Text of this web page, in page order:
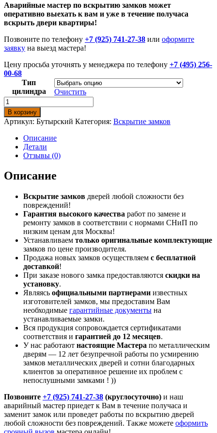
Аварийные мастер по вскрытию замков может
оперативно выехать к вам и уже в течение получаса
вскрыть двери квартиры!
Позвоните по телефону +7 (925) 741-27-38 или оформите
заявку на выезд мастера!
Цену просьба уточнять у менеджера по телефону +7 (495) 256-
00-68
Тип
цилиндра
Очистить
Количество
товара
Вскрытие
замков
районе
Бутырский
В корзину
Артикул: Бутырский Категория: Вскрытие замков
Описание
Детали
Отзывы (0)
Описание
Вскрытие замков дверей любой сложности без
повреждений!
Гарантия высокого качества работ по замене и
ремонту замков в соответствии с нормами СНиП по
низким ценам для Москвы!
Устанавливаем только оригинальные комплектующие
замков по цене производителя.
Продажа новых замков осуществляем с бесплатной
доставкой!
При заказе нового замка предоставляются скидки на
установку.
Являясь официальными партнерами известных
изготовителей замков, мы предоставим Вам
необходимые гарантийные документы на
устанавливаемые замки.
Вся продукция сопровождается сертификатами
соответствия и гарантией до 12 месяцев.
У нас работают настоящие Мастера по металлическим
дверям — 12 лет безупречной работы по усмирению
замков металлических дверей и сотни благодарных
клиентов за оперативное решение их проблем с
непослушными замками ! ))
Позвоните +7 (925) 741-27-38 (круглосуточно) и наш
аварийный мастер приедет к Вам в течение получаса и
заменит замок или проведет работы по вскрытию дверей
любой сложности без повреждений. Также можете оформить